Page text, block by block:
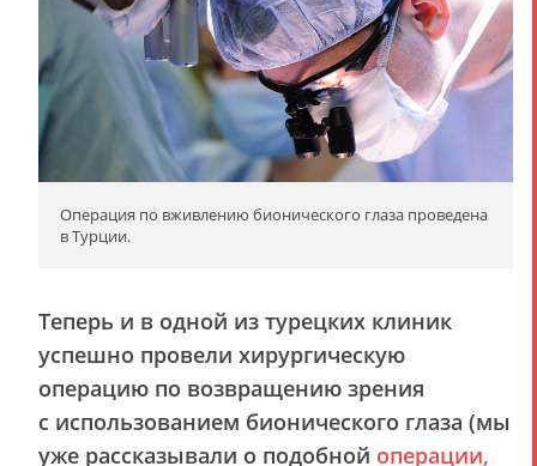
Операция по вживлению бионического глаза проведена
в Турции.
Теперь и в одной из турецких клиник
успешно провели хирургическую
операцию по возвращению зрения
с использованием бионического глаза (мы
уже рассказывали о подобной операции,